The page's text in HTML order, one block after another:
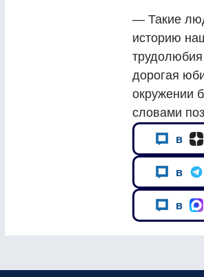
— Такие
историю
дорогая
окружении
словами
в
в
в